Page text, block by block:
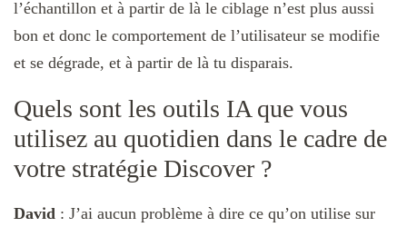
l’échantillon et à partir de là le ciblage n’est plus aussi
bon et donc le comportement de l’utilisateur se modifie
et se dégrade, et à partir de là tu disparais.
Quels sont les outils IA que vous
utilisez au quotidien dans le cadre de
votre stratégie Discover ?
David : J’ai aucun problème à dire ce qu’on utilise sur